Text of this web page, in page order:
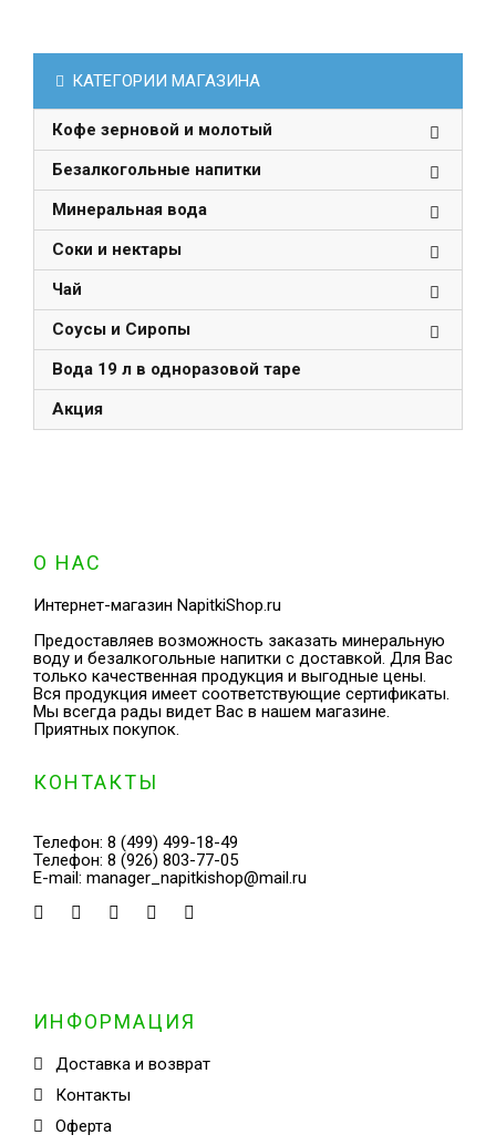
КАТЕГОРИИ МАГАЗИНА
Кофе зерновой и молотый
Безалкогольные напитки
Минеральная вода
Соки и нектары
Чай
Соусы и Сиропы
Вода 19 л в одноразовой таре
Акция
О НАС
Интернет-магазин NapitkiShop.ru
Предоставляев возможность заказать минеральную
воду и безалкогольные напитки с доставкой. Для Вас
только качественная продукция и выгодные цены.
Вся продукция имеет соответствующие сертификаты.
Мы всегда рады видет Вас в нашем магазине.
Приятных покупок.
КОНТАКТЫ
Телефон: 8 (499) 499-18-49
Телефон: 8 (926) 803-77-05
E-mail: manager_napitkishop@mail.ru
ИНФОРМАЦИЯ
Доставка и возврат
Контакты
Оферта